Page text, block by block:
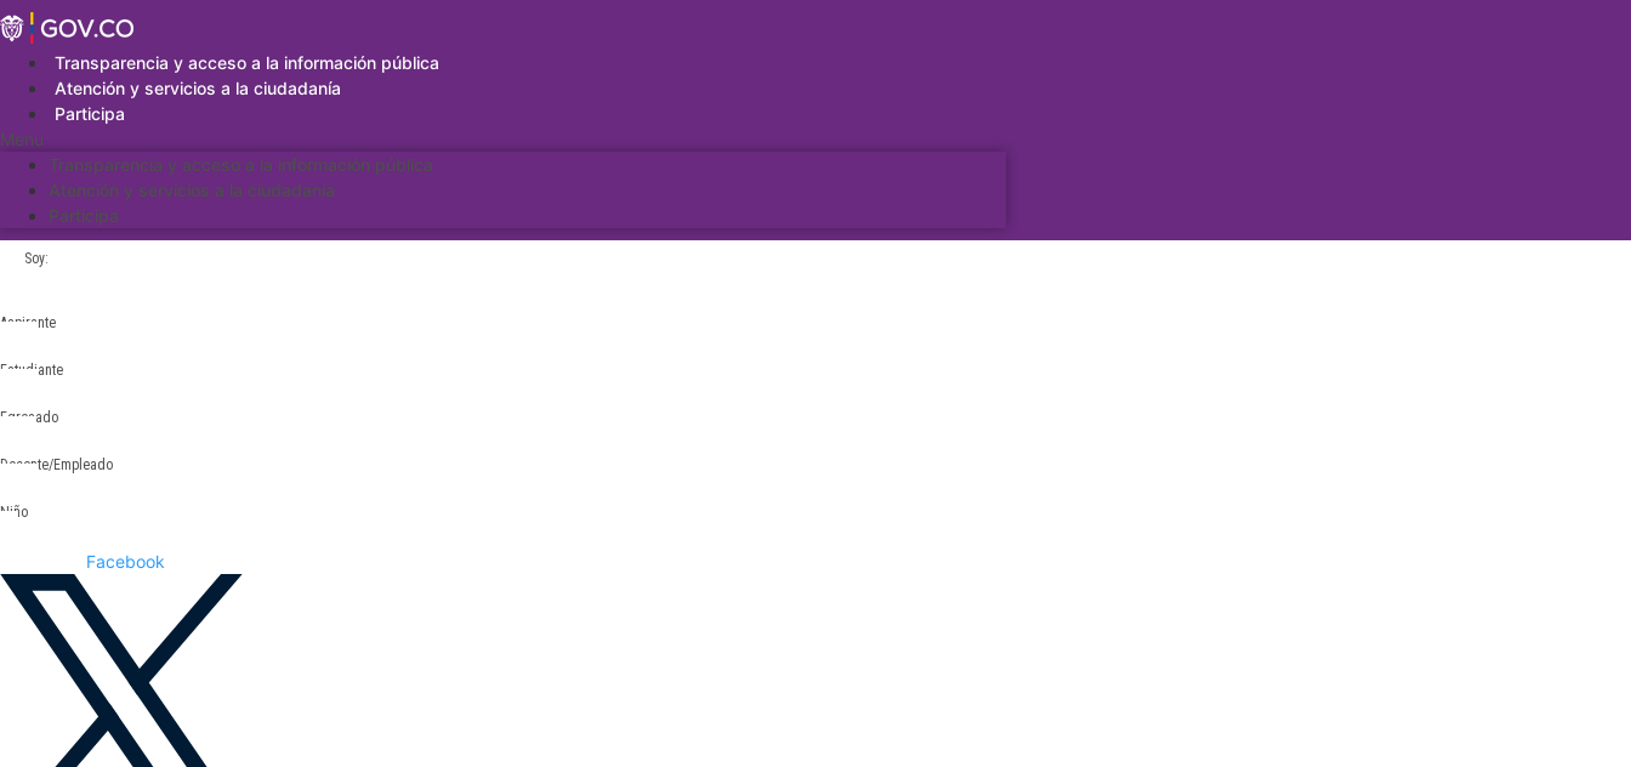
Saltar
al
contenidoTransparencia y acceso a la información pública
Atención y servicios a la ciudadanía
Participa
Menu
Transparencia y acceso a la información pública
Atención y servicios a la ciudadanía
Participa
Soy:
Aspirante
Estudiante
Egresado
Docente/Empleado
Niño
Facebook